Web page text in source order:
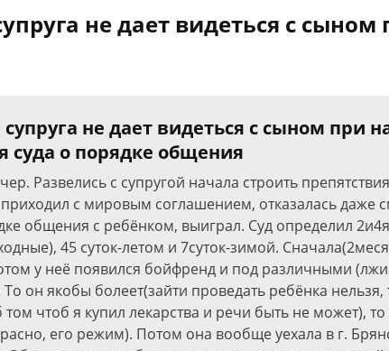
не дает видеться с
не дает видеться с сыном при
суда о порядке общения
Развелись с супругой начала строить
с мировым соглашением, отказалась даже
общения с ребёнком, выиграл. Суд определил 2и4я
45 суток-летом и 7суток-зимой.
у неё появился бойфренд и под различными
То он якобы болеет(зайти проведать ребёнка
том чтоб я купил лекарства и речи быть не может), то
его режим). Потом она вообще уехала в г.